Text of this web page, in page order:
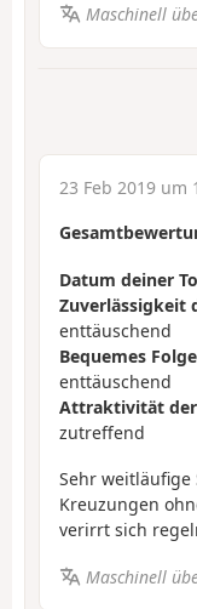
Maschinell
23 Feb 2019 um
Datum deiner
Zuverlässigkeit
enttäuschend
Bequemes
enttäuschend
Attraktivität
zutreffend
Sehr weitläufige
Kreuzungen
verirrt sich
Maschinell